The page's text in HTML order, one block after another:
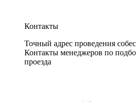
Контакты
Точный адрес проведения
Контакты менеджеров по
проезда